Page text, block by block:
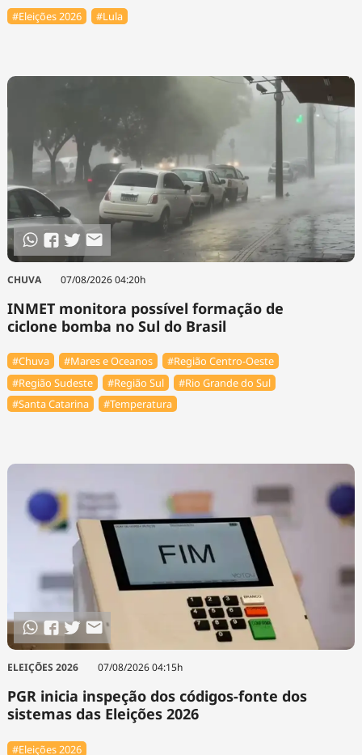
#Eleições 2026 #Lula
CHUVA 07/08/2026 04:20h
INMET monitora possível formação de
ciclone bomba no Sul do Brasil
#Chuva #Mares e Oceanos
#Região Centro-Oeste
#Região Sudeste
#Região Sul
#Rio Grande do Sul
#Santa Catarina
#Temperatura
ELEIÇÕES 2026 07/08/2026 04:15h
PGR inicia inspeção dos códigos-fonte dos
sistemas das Eleições 2026
#Eleições 2026